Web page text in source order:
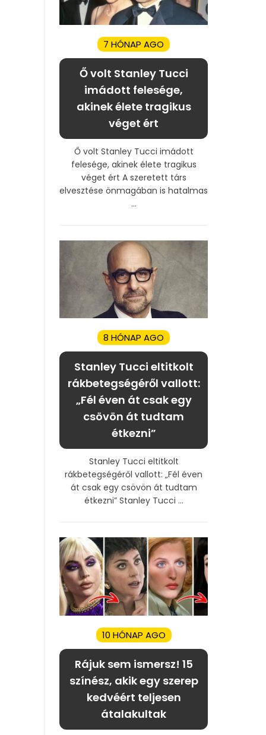
7 HÓNAP AGO
Ő volt Stanley Tucci
imádott felesége,
akinek élete tragikus
véget ért
Ő volt Stanley Tucci imádott
felesége, akinek élete tragikus
véget ért A szeretett társ
elvesztése önmagában is hatalmas
...
8 HÓNAP AGO
Stanley Tucci eltitkolt
rákbetegségéről vallott:
„Fél éven át csak egy
csövön át tudtam
étkezni”
Stanley Tucci eltitkolt
rákbetegségéről vallott: „Fél éven
át csak egy csövön át tudtam
étkezni” Stanley Tucci ...
10 HÓNAP AGO
Rájuk sem ismersz! 15
színész, akik egy szerep
kedvéért teljesen
átalakultak